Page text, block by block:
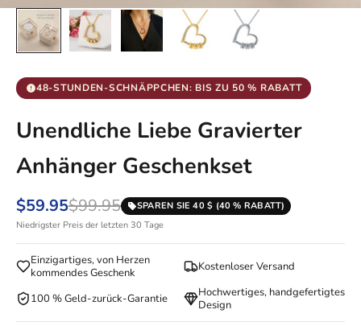
48-STUNDEN-SCHNÄPPCHEN: BIS ZU 50 % RABATT
Unendliche Liebe Gravierter
Anhänger Geschenkset
$59.95$99.95
SPAREN SIE 40 $ (40 % RABATT)
Niedrigster Preis der letzten 30 Tage
Einzigartiges, von Herzen
kommendes Geschenk
Kostenloser Versand
100 % Geld-zurück-Garantie
Hochwertiges, handgefertigtes
Design